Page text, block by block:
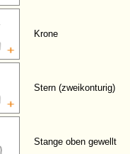
Krone
Stern (zweikonturig)
Stange oben gewellt